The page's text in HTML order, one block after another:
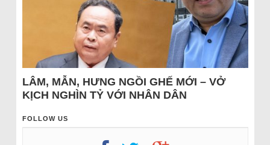
LÂM, MẪN, HƯNG NGỒI GHẾ MỚI – VỞ
KỊCH NGHÌN TỶ VỚI NHÂN DÂN
FOLLOW US